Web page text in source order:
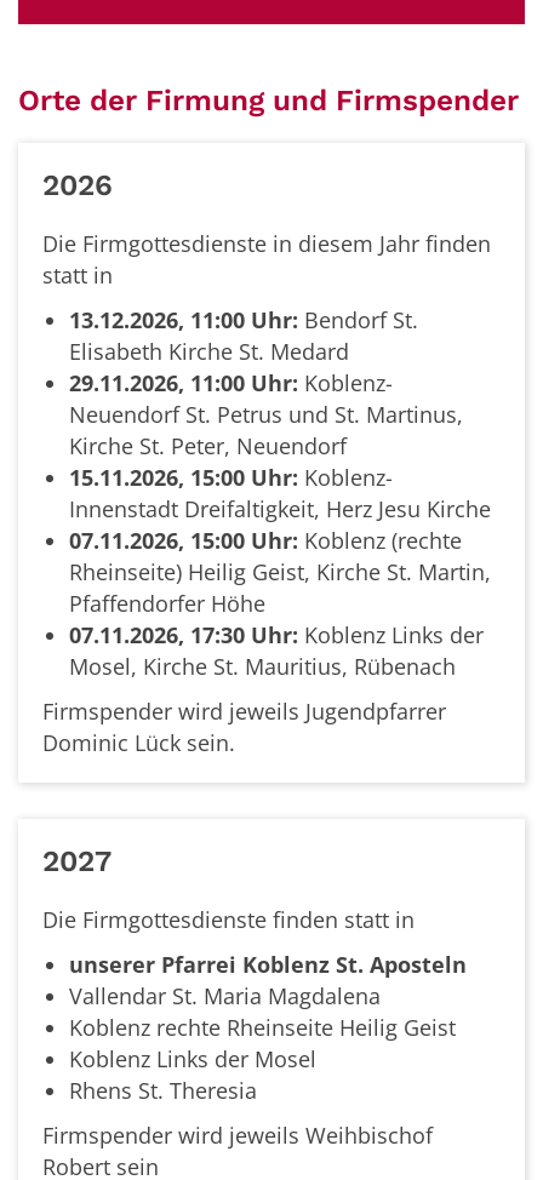
Orte der Firmung und Firmspender
2026
Die Firmgottesdienste in diesem Jahr finden
statt in
13.12.2026, 11:00 Uhr: Bendorf St.
Elisabeth Kirche St. Medard
29.11.2026, 11:00 Uhr: Koblenz-
Neuendorf St. Petrus und St. Martinus,
Kirche St. Peter, Neuendorf
15.11.2026, 15:00 Uhr: Koblenz-
Innenstadt Dreifaltigkeit, Herz Jesu Kirche
07.11.2026, 15:00 Uhr: Koblenz (rechte
Rheinseite) Heilig Geist, Kirche St. Martin,
Pfaffendorfer Höhe
07.11.2026, 17:30 Uhr: Koblenz Links der
Mosel, Kirche St. Mauritius, Rübenach
Firmspender wird jeweils Jugendpfarrer
Dominic Lück sein.
2027
Die Firmgottesdienste finden statt in
unserer Pfarrei Koblenz St. Aposteln
Vallendar St. Maria Magdalena
Koblenz rechte Rheinseite Heilig Geist
Koblenz Links der Mosel
Rhens St. Theresia
Firmspender wird jeweils Weihbischof
Robert sein